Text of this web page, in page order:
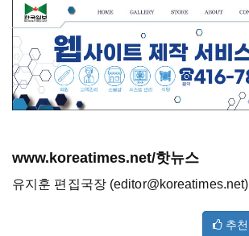
www.koreatimes.net/핫뉴스
유지훈 편집국장 (editor@koreatimes.net)
추천